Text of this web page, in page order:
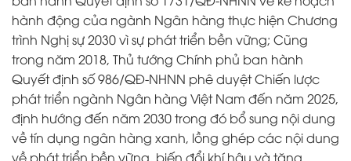
hành động của ngành Ngân hàng thực hiện Chương
trình Nghị sự 2030 vì sự phát triển bền vững; Cũng
trong năm 2018, Thủ tướng Chính phủ ban hành
Quyết định số 986/QĐ-NHNN phê duyệt Chiến lược
phát triển ngành Ngân hàng Việt Nam đến năm 2025,
định hướng đến năm 2030 trong đó bổ sung nội dung
về tín dụng ngân hàng xanh, lồng ghép các nội dung
về phát triển bền vững, biến đổi khí hậu và tăng